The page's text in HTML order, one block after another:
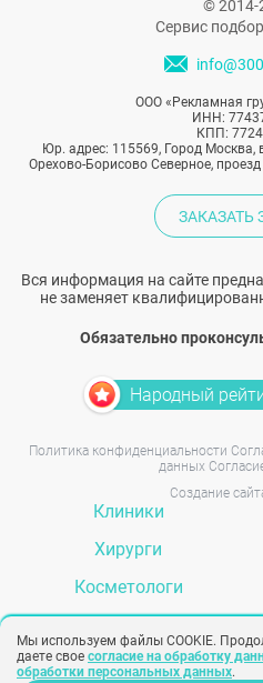
© 2014-
Сервис
ООО «Рекламная
ИНН:
КПП:
Юр. адрес: 115569, Город Москва,
Орехово-Борисово Северное,
ЗАКАЗАТЬ
Вся информация на сайте
не заменяет
Обязательно
Народный
Политика конфиденциальности
данных
Создание
Клиники
Хирурги
Косметологи
Мы используем файлы COOKIE.
даете свое согласие на обработку
обработки персональных данных.